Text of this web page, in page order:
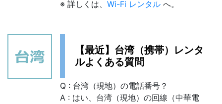
※ 詳しくは、 Wi-Fi レンタル へ。
【最近】台湾（携帯）レンタ
ルよくある質問
Q : 台湾（現地）の電話番号？
A : はい、台湾（現地）の回線（中華電